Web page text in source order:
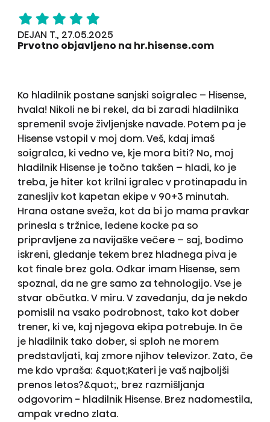
DEJAN T., 27.05.2025
Prvotno objavljeno na hr.hisense.com
Ko hladilnik postane sanjski soigralec – Hisense,
hvala! Nikoli ne bi rekel, da bi zaradi hladilnika
spremenil svoje življenjske navade. Potem pa je
Hisense vstopil v moj dom. Veš, kdaj imaš
soigralca, ki vedno ve, kje mora biti? No, moj
hladilnik Hisense je točno takšen – hladi, ko je
treba, je hiter kot krilni igralec v protinapadu in
zanesljiv kot kapetan ekipe v 90+3 minutah.
Hrana ostane sveža, kot da bi jo mama pravkar
prinesla s tržnice, ledene kocke pa so
pripravljene za navijaške večere – saj, bodimo
iskreni, gledanje tekem brez hladnega piva je
kot finale brez gola. Odkar imam Hisense, sem
spoznal, da ne gre samo za tehnologijo. Vse je
stvar občutka. V miru. V zavedanju, da je nekdo
pomislil na vsako podrobnost, tako kot dober
trener, ki ve, kaj njegova ekipa potrebuje. In če
je hladilnik tako dober, si sploh ne morem
predstavljati, kaj zmore njihov televizor. Zato, če
me kdo vpraša: &quot;Kateri je vaš najboljši
prenos letos?&quot;, brez razmišljanja
odgovorim - hladilnik Hisense. Brez nadomestila,
ampak vredno zlata.